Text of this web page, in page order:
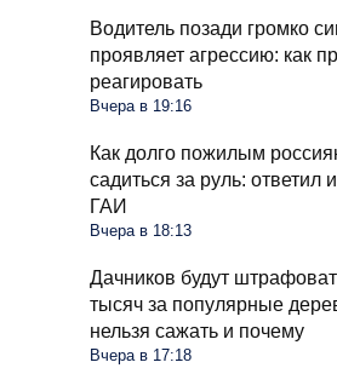
Водитель позади громко
проявляет агрессию: как
реагировать
Вчера в 19:16
Как долго пожилым
садиться за руль: ответил
ГАИ
Вчера в 18:13
Дачников будут
тысяч за популярные
нельзя сажать и почему
Вчера в 17:18